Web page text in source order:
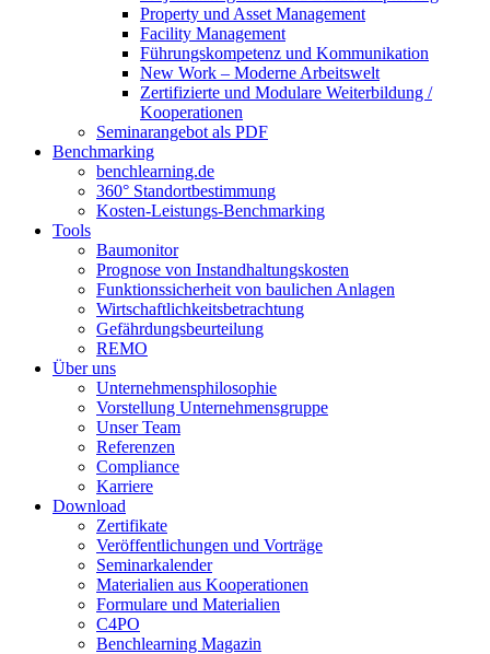
Property und Asset Management
Facility Management
Führungskompetenz und Kommunikation
New Work – Moderne Arbeitswelt
Zertifizierte und Modulare Weiterbildung /
Kooperationen
Seminarangebot als PDF
Benchmarking
benchlearning.de
360° Standortbestimmung
Kosten-Leistungs-Benchmarking
Tools
Baumonitor
Prognose von Instandhaltungskosten
Funktionssicherheit von baulichen Anlagen
Wirtschaftlichkeitsbetrachtung
Gefährdungsbeurteilung
REMO
Über uns
Unternehmensphilosophie
Vorstellung Unternehmensgruppe
Unser Team
Referenzen
Compliance
Karriere
Download
Zertifikate
Veröffentlichungen und Vorträge
Seminarkalender
Materialien aus Kooperationen
Formulare und Materialien
C4PO
Benchlearning Magazin